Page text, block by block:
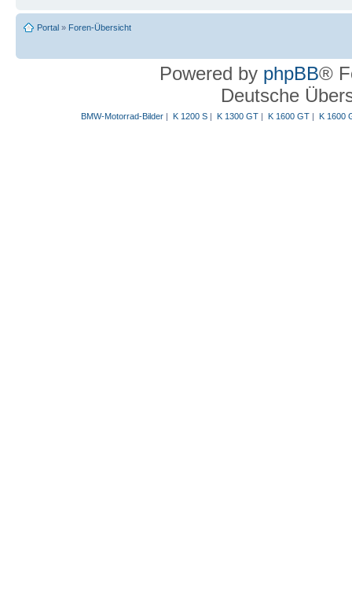
Portal » Foren-Übersicht
Powered by phpBB®
Deutsche
BMW-Motorrad-Bilder| K 1200 S| K 1300 GT| K 1600 GT| K 1600